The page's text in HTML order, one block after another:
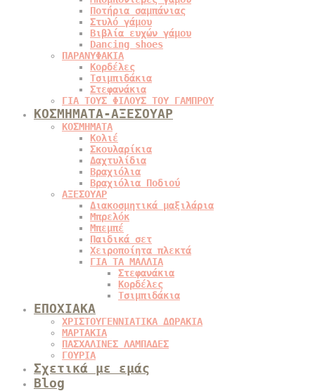
Ποτήρια σαμπάνιας
Στυλό γάμου
Βιβλία ευχών γάμου
Dancing shoes
ΠΑΡΑΝΥΦΑΚΙΑ
Κορδέλες
Τσιμπιδάκια
Στεφανάκια
ΓΙΑ ΤΟΥΣ ΦΙΛΟΥΣ ΤΟΥ ΓΑΜΠΡΟΥ
ΚΟΣΜΗΜΑΤΑ-ΑΞΕΣΟΥΑΡ
ΚΟΣΜΗΜΑΤΑ
Κολιέ
Σκουλαρίκια
Δαχτυλίδια
Βραχιόλια
Βραχιόλια Ποδιού
ΑΞΕΣΟΥΑΡ
Διακοσμητικά μαξιλάρια
Μπρελόκ
Μπεμπέ
Παιδικά σετ
Χειροποίητα πλεκτά
ΓΙΑ ΤΑ ΜΑΛΛΙΑ
Στεφανάκια
Κορδέλες
Τσιμπιδάκια
ΕΠΟΧΙΑΚΑ
ΧΡΙΣΤΟΥΓΕΝΝΙΑΤΙΚΑ ΔΩΡΑΚΙΑ
ΜΑΡΤΑΚΙΑ
ΠΑΣΧΑΛΙΝΕΣ ΛΑΜΠΑΔΕΣ
ΓΟΥΡΙΑ
Σχετικά με εμάς
Blog